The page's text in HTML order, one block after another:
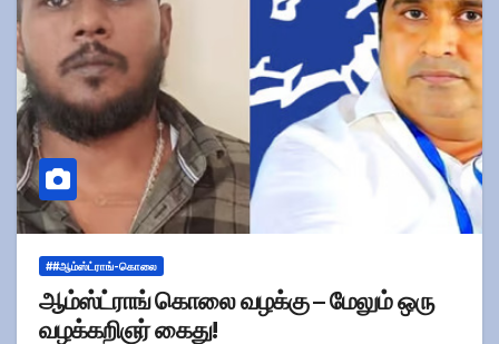
##ஆம்ஸ்ட்ராங்-கொலை
ஆம்ஸ்ட்ராங் கொலை வழக்கு – மேலும் ஒரு
வழக்கறிஞர் கைது!